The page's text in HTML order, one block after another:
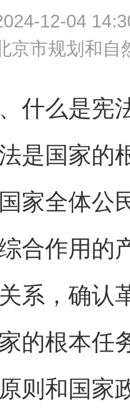
12-04
京市规划和自
什么是宪
是国家的
家全体公
合作用的
系，确认
的根本任
则和国家